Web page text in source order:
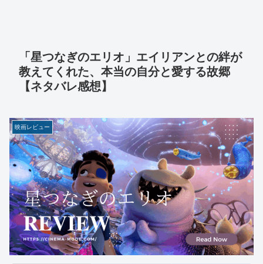
「星つなぎのエリオ」エイリアンとの絆が
教えてくれた、本当の自分と愛する故郷
【ネタバレ感想】
映画レビュー